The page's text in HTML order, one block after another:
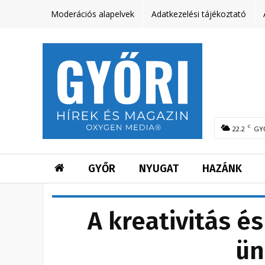
Moderációs alapelvek Adatkezelési tájékoztató
22.2 C
GYŐR NYUGAT HAZÁNK
A kreativitás